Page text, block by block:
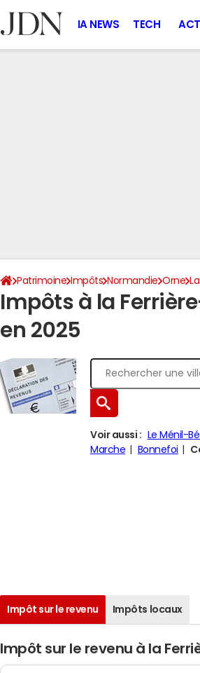
IA NEWS TECH
Patrimoine Impôts Normandie Orne
Impôts à la
en 2025
Voir aussi : Le Ménil-
Marche
Bonnefoi
Impôt sur le revenu Impôts locaux
Impôt sur le revenu à la